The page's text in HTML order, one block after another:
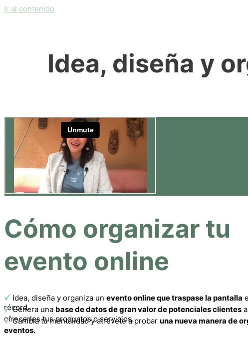
Ir al contenido
Idea, diseña y
Cómo organizar tu
evento online
Idea, diseña y organiza un evento online que traspase la pantalla
récord.
Genera una base de datos de gran valor de potenciales clientes
ofrecerles tus productos o servicios.
Cambia tu mentalidad y atrévete a probar una nueva manera de
eventos.